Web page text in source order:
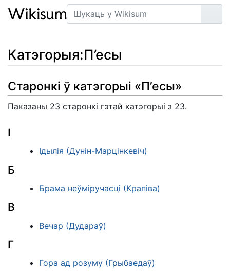
Пошук
Катэгорыя:П’есы
Старонкі ў катэгорыі «П’есы»
Паказаны 23 старонкі гэтай катэгорыі з 23.
І
Ідылія (Дунін-Марцінкевіч)
Б
Брама неўміручасці (Крапіва)
В
Вечар (Дудараў)
Г
Гора ад розуму (Грыбаедаў)